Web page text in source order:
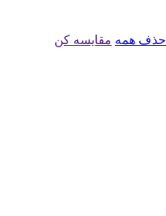
حذف همه مقایسه کن